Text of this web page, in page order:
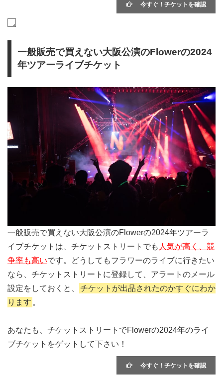
今すぐ！チケットを確認
一般販売で買えない大阪公演のFlowerの2024
年ツアーライブチケット
一般販売で買えない大阪公演のFlowerの2024年ツアーラ
イブチケットは、チケットストリートでも 人気が高く、競
争率も高いです。どうしてもフラワーのライブに行きたい
なら、チケットストリートに登録して、アラートのメール
設定をしておくと、
チケットが出品されたのかすぐにわか
ります 。
あなたも、チケットストリートでFlowerの2024年のライ
ブチケットをゲットして下さい！
今すぐ！チケットを確認